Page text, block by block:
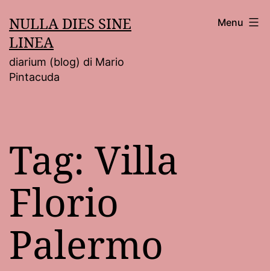
al
contenuto
NULLA DIES SINE
LINEA
diarium (blog) di Mario
Pintacuda
Menu
Tag: Villa
Florio
Palermo